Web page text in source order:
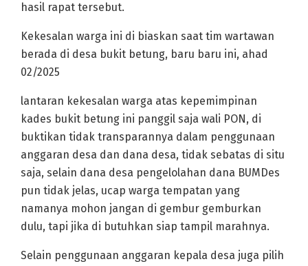
hasil rapat tersebut.
Kekesalan warga ini di biaskan saat tim wartawan
berada di desa bukit betung, baru baru ini, ahad
02/2025
lantaran kekesalan warga atas kepemimpinan
kades bukit betung ini panggil saja wali PON, di
buktikan tidak transparannya dalam penggunaan
anggaran desa dan dana desa, tidak sebatas di situ
saja, selain dana desa pengelolahan dana BUMDes
pun tidak jelas, ucap warga tempatan yang
namanya mohon jangan di gembur gemburkan
dulu, tapi jika di butuhkan siap tampil marahnya.
Selain penggunaan anggaran kepala desa juga pilih